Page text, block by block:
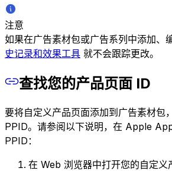
注意
如果在广告素材包或广告系列中添加、
史记录和效果工具 就不会跟踪更改。
查找您的产品页面 ID
要将自定义产品页面添加到广告素材包
PPID。请参阅以下说明，在 Apple
PPID：
在 Web 浏览器中打开您的自定义